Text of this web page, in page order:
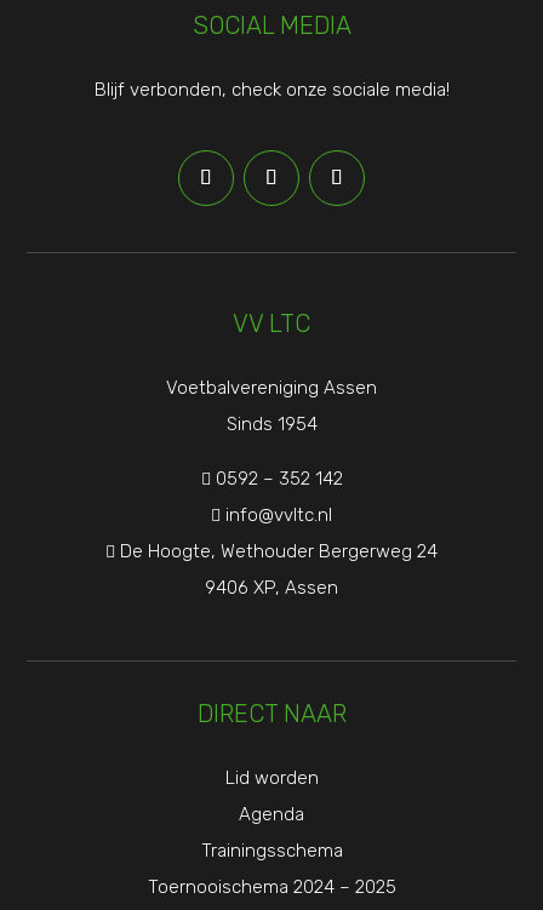
SOCIAL MEDIA
Blijf verbonden, check onze sociale media!
VV LTC
Voetbalvereniging Assen
Sinds 1954
 0592 – 352 142
 info@vvltc.nl
 De Hoogte, Wethouder Bergerweg 24
9406 XP, Assen
DIRECT NAAR
Lid worden
Agenda
Trainingsschema
Toernooischema 2024 – 2025